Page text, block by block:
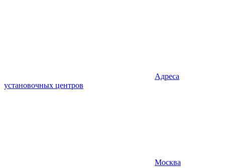
Адреса
установочных центров
Москва